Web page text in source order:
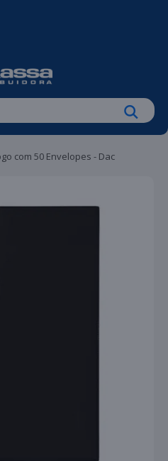
com 50 Envelopes - Dac